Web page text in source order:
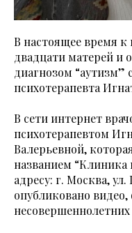
В настоящее время к
двадцати матерей и
диагнозом “аутизм”
психотерапевта
В сети интернет
психотерапевтом
Валерьевной,
названием “Клиника
адресу: г. Москва,
опубликовано